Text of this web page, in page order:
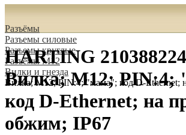
Разъёмы
Разъeмы силовые
Разъeмы круглые
Разъeмы M12
Вилки и гнезда
Вилка; M12; PIN:4; "мама"; код D-Ethernet;
HARTING
Вилка; M12;
код D-Ethernet; на
обжим; IP67